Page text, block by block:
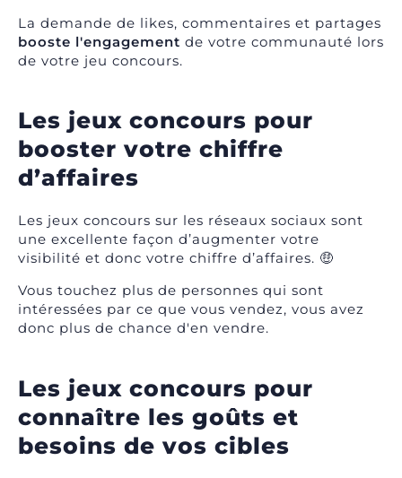
La demande de likes, commentaires et partages
booste l'engagement de votre communauté lors
de votre jeu concours.
Les jeux concours pour
booster votre chiffre
d’affaires
Les jeux concours sur les réseaux sociaux sont
une excellente façon d’augmenter votre
visibilité et donc votre chiffre d’affaires. 🤑
Vous touchez plus de personnes qui sont
intéressées par ce que vous vendez, vous avez
donc plus de chance d'en vendre.
Les jeux concours pour
connaître les goûts et
besoins de vos cibles